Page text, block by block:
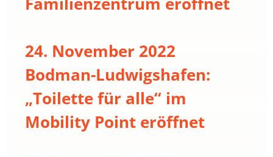
24. November 2022
Bodman-Ludwigshafen:
„Toilette für alle“ im
Mobility Point eröffnet